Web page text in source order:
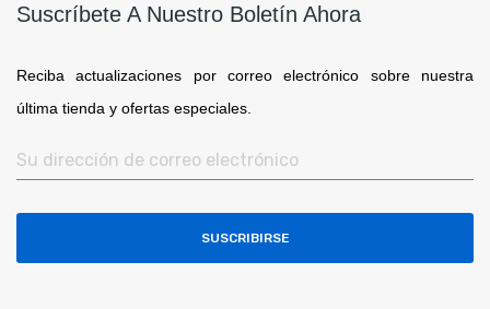
Suscríbete A Nuestro Boletín Ahora
Reciba actualizaciones por correo electrónico sobre nuestra
última tienda y ofertas especiales.
SUSCRIBIRSE